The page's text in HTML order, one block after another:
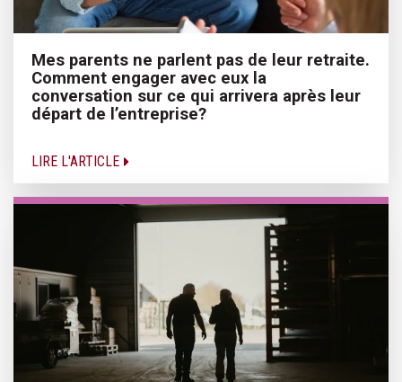
Mes parents ne parlent pas de leur retraite.
Comment engager avec eux la
conversation sur ce qui arrivera après leur
départ de l’entreprise?
LIRE L'ARTICLE